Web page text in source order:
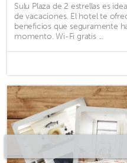
Sulu Plaza de 2 estrellas es
de vacaciones. El hotel te
beneficios que seguramente
momento. Wi-Fi gratis ...